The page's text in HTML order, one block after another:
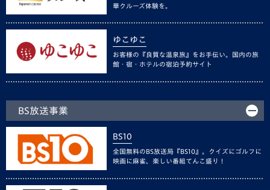
華クルーズ体験を。
ゆこゆこ
お客様の『良質な温泉旅』をお手伝い。国内の旅
館・宿・ホテルの宿泊予約サイト
BS放送事業
BS10
全国無料のBS放送局『BS10』。クイズにゴルフに
映画に麻雀、楽しい番組てんこ盛り！